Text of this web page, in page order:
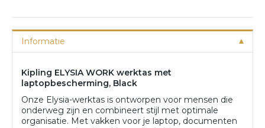
Informatie
Kipling ELYSIA WORK werktas met
laptopbescherming, Black
Onze Elysia-werktas is ontworpen voor mensen die
onderweg zijn en combineert stijl met optimale
organisatie. Met vakken voor je laptop, documenten